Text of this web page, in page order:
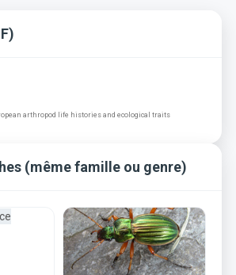
arthropod life histories and ecological traits
(même famille ou genre)